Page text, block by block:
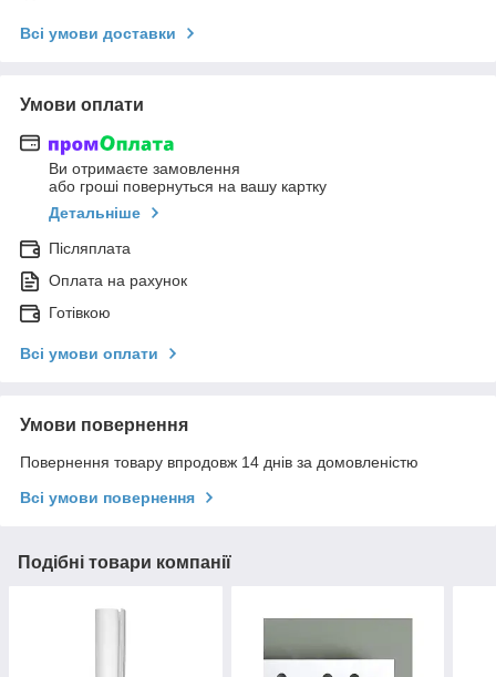
Всі умови доставки
Умови оплати
Ви отримаєте замовлення
або гроші повернуться на вашу картку
Детальніше
Післяплата
Оплата на рахунок
Готівкою
Всі умови оплати
Умови повернення
Повернення товару впродовж 14 днів за домовленістю
Всі умови повернення
Подібні товари компанії